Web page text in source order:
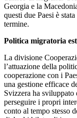
Georgia e la
questi due Paesi è
termine.
Politica migratoria
La divisione
l’attuazione della
cooperazione con i
una gestione efficace
Svizzera ha
perseguire i propri
conto al tempo stesso